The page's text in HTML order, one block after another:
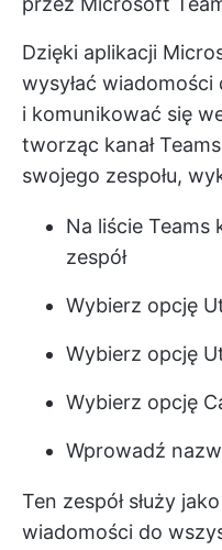
Dzięki aplikacji
wysyłać wiadomości
i komunikować się
tworząc kanał
swojego zespołu,
Na liście Teams
zespół
Wybierz opcję
Wybierz opcję
Wybierz opcję
Wprowadź
Ten zespół służy
wiadomości do